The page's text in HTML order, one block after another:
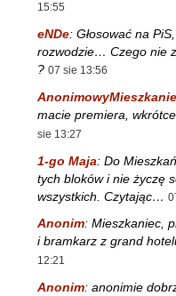
15:55
eNDe: Głosować na
rozwodzie… Czego nie
? 07 sie 13:56
macie premiera,
sie 13:27
1-go Maja: Do
tych bloków i nie życzę
wszystkich. Czytając…
Anonim: Mieszkaniec,
i bramkarz z grand
12:21
Anonim: anonimie